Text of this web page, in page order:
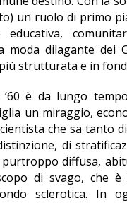
un ruolo di primo
educativa,
moda dilagante dei
strutturata e in
’60 è da lungo
un miraggio,
che sa tanto
di
diffusa,
di svago, che
sclerotica. In